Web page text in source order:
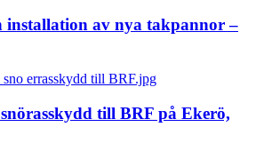
installation av nya takpannor –
till BRF på Ekerö,